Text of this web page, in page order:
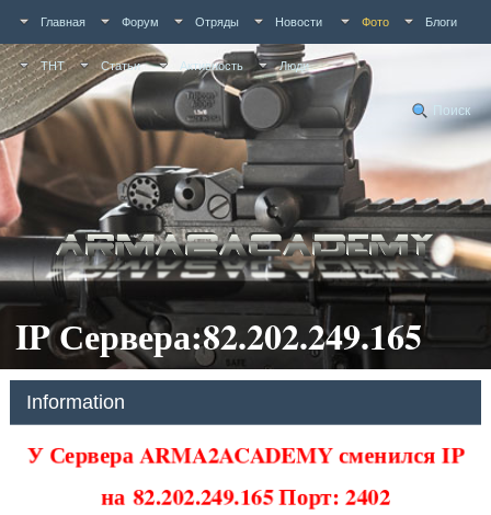
Главная Форум Отряды Новости Фото Блоги
ТНТ Статьи Активность Люди
Поиск
IP Сервера:82.202.249.165
Information
У Сервера ARMA2ACADEMY сменился IP
на 82.202.249.165 Порт: 2402